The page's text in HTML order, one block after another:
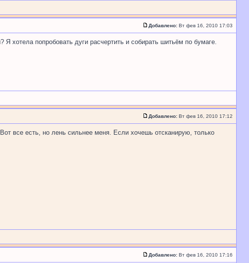
Добавлено: Вт фев 16, 2010 17:03
хотела попробовать дуги расчертить и собирать шитьём по бумаге.
Добавлено: Вт фев 16, 2010 17:12
все есть, но лень сильнее меня. Если хочешь отсканирую, только
Добавлено: Вт фев 16, 2010 17:16